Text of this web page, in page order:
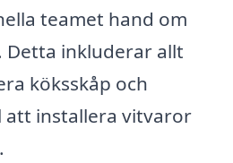
teamet hand om
Detta inkluderar allt
köksskåp och
att installera vitvaror